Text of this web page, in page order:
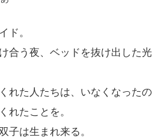
ド。
合う夜、ベッドを抜け出した光
れた人たちは、いなくなったの
れたことを。
子は生まれ来る。